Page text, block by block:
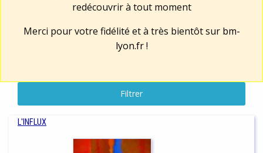
redécouvrir à tout moment
Merci pour votre fidélité et à très bientôt sur bm-
lyon.fr!
Filtrer
L'INFLUX